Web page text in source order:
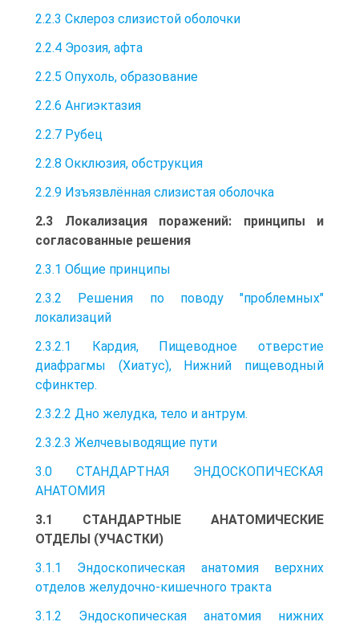
2.2.3 Склероз слизистой оболочки
2.2.4 Эрозия, афта
2.2.5 Опухоль, образование
2.2.6 Ангиэктазия
2.2.7 Рубец
2.2.8 Окклюзия, обструкция
2.2.9 Изъязвлённая слизистая оболочка
2.3 Локализация поражений: принципы и
согласованные решения
2.3.1 Общие принципы
2.3.2 Решения по поводу "проблемных"
локализаций
2.3.2.1 Кардия, Пищеводное отверстие
диафрагмы (Хиатус), Нижний пищеводный
сфинктер.
2.3.2.2 Дно желудка, тело и антрум.
2.3.2.3 Желчевыводящие пути
3.0 СТАНДАРТНАЯ ЭНДОСКОПИЧЕСКАЯ
АНАТОМИЯ
3.1 СТАНДАРТНЫЕ АНАТОМИЧЕСКИЕ
ОТДЕЛЫ (УЧАСТКИ)
3.1.1 Эндоскопическая анатомия верхних
отделов желудочно-кишечного тракта
3.1.2 Эндоскопическая анатомия нижних